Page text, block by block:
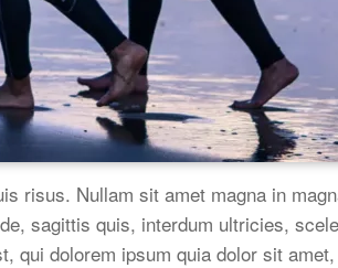
risus. Nullam sit amet magna in
sagittis quis, interdum ultricies,
qui dolorem ipsum quia dolor sit amet,